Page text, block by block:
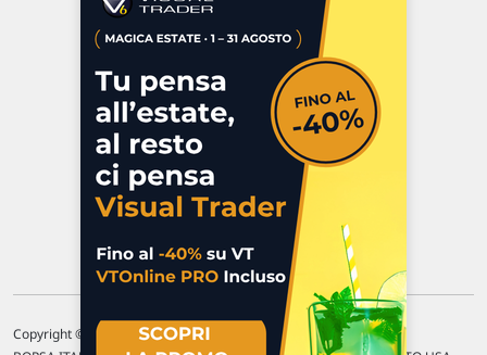
47923 Rimini
P.IVA 02 452 460 401
Chi siamo
Commenti e segnalazioni
Contattaci
Copyright © 1996-2026 Traderlink Italia s.r.l.